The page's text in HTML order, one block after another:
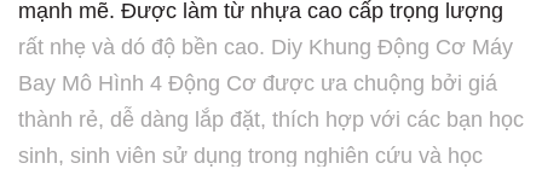
mạnh mẽ. Được làm từ nhựa cao cấp trọng lượng
rất nhẹ và dó độ bền cao. Diy Khung Động Cơ Máy
Bay Mô Hình 4 Động Cơ được ưa chuộng bởi giá
thành rẻ, dễ dàng lắp đặt, thích hợp với các bạn học
sinh, sinh viên sử dụng trong nghiên cứu và học